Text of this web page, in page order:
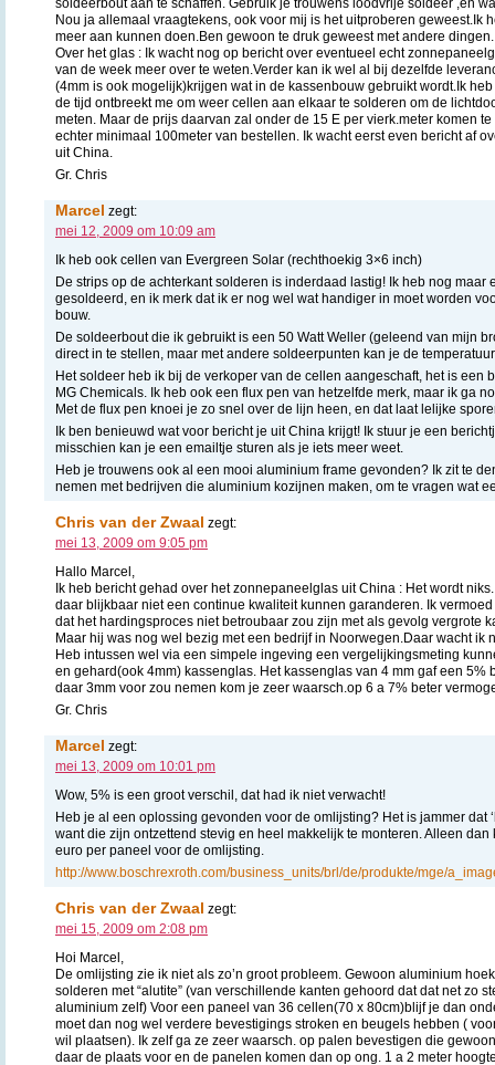
Nou ja allemaal vraagtekens, ook voor mij is het uitproberen geweest.Ik
meer aan kunnen doen.Ben gewoon te druk geweest met andere dingen.
Over het glas : Ik wacht nog op bericht over eventueel echt
van de week meer over te weten.Verder kan ik wel al bij dezelfde
(4mm is ook mogelijk)krijgen wat in de kassenbouw gebruikt wordt.Ik
de tijd ontbreekt me om weer cellen aan elkaar te solderen om de
meten. Maar de prijs daarvan zal onder de 15 E per vierk.meter komen
echter minimaal 100meter van bestellen. Ik wacht eerst even bericht af
uit China.
Gr. Chris
Marcel zegt:
mei 12, 2009 om 10:09 am
Ik heb ook cellen van Evergreen Solar (rechthoekig 3×6 inch)
De strips op de achterkant solderen is inderdaad lastig! Ik heb nog maar
gesoldeerd, en ik merk dat ik er nog wel wat handiger in moet worden
bouw.
De soldeerbout die ik gebruikt is een 50 Watt Weller (geleend van mijn
direct in te stellen, maar met andere soldeerpunten kan je de
Het soldeer heb ik bij de verkoper van de cellen aangeschaft, het is een
MG Chemicals. Ik heb ook een flux pen van hetzelfde merk, maar ik ga
Met de flux pen knoei je zo snel over de lijn heen, en dat laat lelijke
Ik ben benieuwd wat voor bericht je uit China krijgt! Ik stuur je een
misschien kan je een emailtje sturen als je iets meer weet.
Heb je trouwens ook al een mooi aluminium frame gevonden? Ik zit te
nemen met bedrijven die aluminium kozijnen maken, om te vragen wat
Chris van der Zwaal zegt:
mei 13, 2009 om 9:05 pm
Hallo Marcel,
Ik heb bericht gehad over het zonnepaneelglas uit China : Het wordt
daar blijkbaar niet een continue kwaliteit kunnen garanderen. Ik
dat het hardingsproces niet betroubaar zou zijn met als gevolg vergrote
Maar hij was nog wel bezig met een bedrijf in Noorwegen.Daar wacht ik
Heb intussen wel via een simpele ingeving een vergelijkingsmeting
en gehard(ook 4mm) kassenglas. Het kassenglas van 4 mm gaf een 5%
daar 3mm voor zou nemen kom je zeer waarsch.op 6 a 7% beter
Gr. Chris
Marcel zegt:
mei 13, 2009 om 10:01 pm
Wow, 5% is een groot verschil, dat had ik niet verwacht!
Heb je al een oplossing gevonden voor de omlijsting? Het is jammer dat
want die zijn ontzettend stevig en heel makkelijk te monteren. Alleen
euro per paneel voor de omlijsting.
http://www.boschrexroth.com/business_units/brl/de/produkte/mge/
Chris van der Zwaal zegt:
mei 15, 2009 om 2:08 pm
Hoi Marcel,
De omlijsting zie ik niet als zo’n groot probleem. Gewoon aluminium
solderen met “alutite” (van verschillende kanten gehoord dat dat net zo
aluminium zelf) Voor een paneel van 36 cellen(70 x 80cm)blijf je dan
moet dan nog wel verdere bevestigings stroken en beugels hebben (
wil plaatsen). Ik zelf ga ze zeer waarsch. op palen bevestigen die
daar de plaats voor en de panelen komen dan op ong. 1 a 2 meter